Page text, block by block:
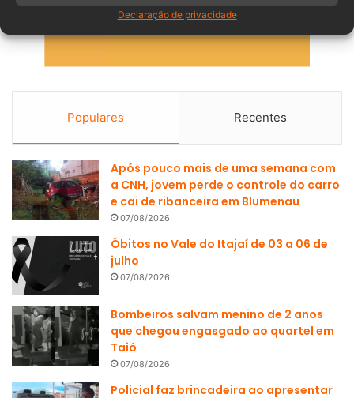
Declaração de privacidade
Populares Recentes
Após pouco mais de uma semana com
a CNH, jovem perde o controle do carro
e cai de ribanceira em Blumenau
07/08/2026
Óbitos no Vale do Itajaí de 03 a 06 de
julho
07/08/2026
Bombeiros salvam menino de 2 anos
que chegou engasgado ao quartel em
Taió
07/08/2026
Policial faz brincadeira ao apresentar